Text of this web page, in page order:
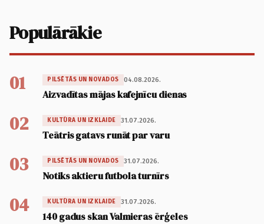
Populārākie
01 PILSĒTĀS UN NOVADOS 04.08.2026.
Aizvadītas mājas kafejnīcu dienas
02 KULTŪRA UN IZKLAIDE 31.07.2026.
Teātris gatavs runāt par varu
03 PILSĒTĀS UN NOVADOS 31.07.2026.
Notiks aktieru futbola turnīrs
04 KULTŪRA UN IZKLAIDE 31.07.2026.
140 gadus skan Valmieras ērģeles